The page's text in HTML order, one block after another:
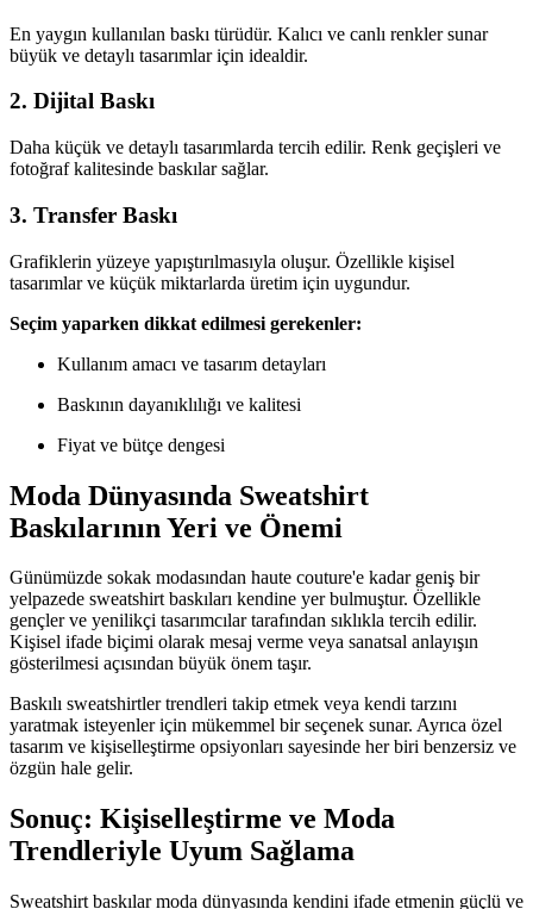
En yaygın kullanılan baskı türüdür. Kalıcı ve canlı renkler sunar
büyük ve detaylı tasarımlar için idealdir.
2. Dijital Baskı
Daha küçük ve detaylı tasarımlarda tercih edilir. Renk geçişleri ve
fotoğraf kalitesinde baskılar sağlar.
3. Transfer Baskı
Grafiklerin yüzeye yapıştırılmasıyla oluşur. Özellikle kişisel
tasarımlar ve küçük miktarlarda üretim için uygundur.
Seçim yaparken dikkat edilmesi gerekenler:
Kullanım amacı ve tasarım detayları
Baskının dayanıklılığı ve kalitesi
Fiyat ve bütçe dengesi
Moda Dünyasında Sweatshirt
Baskılarının Yeri ve Önemi
Günümüzde sokak modasından haute couture'e kadar geniş bir
yelpazede sweatshirt baskıları kendine yer bulmuştur. Özellikle
gençler ve yenilikçi tasarımcılar tarafından sıklıkla tercih edilir.
Kişisel ifade biçimi olarak mesaj verme veya sanatsal anlayışın
gösterilmesi açısından büyük önem taşır.
Baskılı sweatshirtler trendleri takip etmek veya kendi tarzını
yaratmak isteyenler için mükemmel bir seçenek sunar. Ayrıca özel
tasarım ve kişiselleştirme opsiyonları sayesinde her biri benzersiz ve
özgün hale gelir.
Sonuç: Kişiselleştirme ve Moda
Trendleriyle Uyum Sağlama
Sweatshirt baskılar moda dünyasında kendini ifade etmenin güçlü ve